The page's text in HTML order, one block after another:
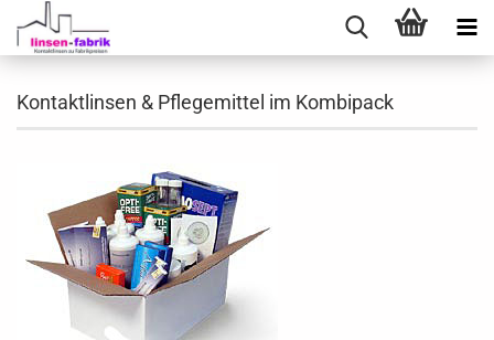
Kontaktlinsen & Pflegemittel im Kombipack